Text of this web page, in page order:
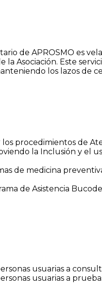
de APROSMO es
la Asociación. Este
los lazos de
procedimientos de
la Inclusión y el
de medicina
de Asistencia
usuarias a
usuarias a